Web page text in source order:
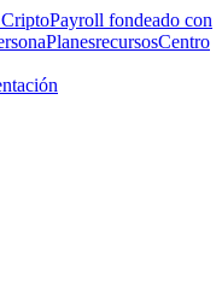
Payroll fondeado con
PlanesrecursosCentro